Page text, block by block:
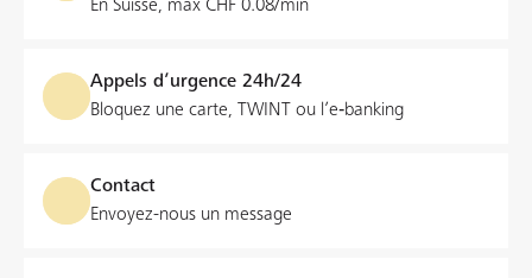
En Suisse, max CHF 0.08/min
Appels d’urgence 24h/24
Bloquez une carte, TWINT ou l’e‑banking
Contact
Envoyez-nous un message